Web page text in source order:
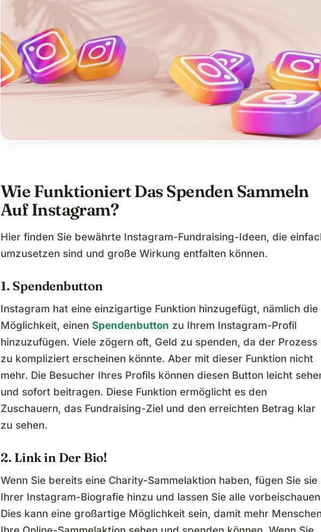
Wie Funktioniert Das Spenden Sammeln
Auf Instagram?
Hier finden Sie bewährte Instagram-Fundraising-Ideen, die
umzusetzen sind und große Wirkung entfalten können.
1. Spendenbutton
Instagram hat eine einzigartige Funktion hinzugefügt, nämlich die
Möglichkeit, einen Spendenbutton zu Ihrem Instagram-Profil
hinzuzufügen. Viele zögern oft, Geld zu spenden, da der Prozess
zu kompliziert erscheinen könnte. Aber mit dieser Funktion nicht
mehr. Die Besucher Ihres Profils können diesen Button leicht
und sofort beitragen. Diese Funktion ermöglicht es den
Zuschauern, das Fundraising-Ziel und den erreichten Betrag klar
zu sehen.
2. Link in Der Bio!
Wenn Sie bereits eine Charity-Sammelaktion haben, fügen Sie sie
Ihrer Instagram-Biografie hinzu und lassen Sie alle
Dies kann eine großartige Möglichkeit sein, damit mehr